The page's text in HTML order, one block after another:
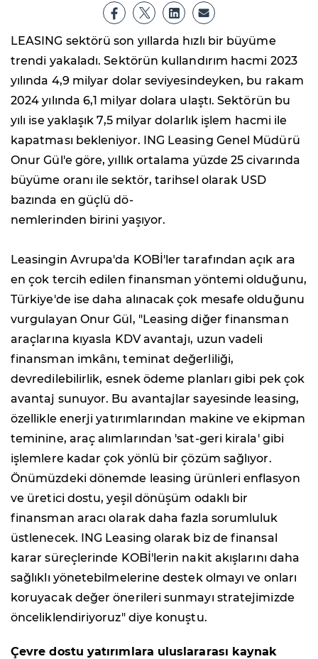
LEASING sektörü son yıllarda hızlı bir büyüme
trendi yakaladı. Sektörün kullandırım hacmi 2023
yılında 4,9 milyar dolar seviyesindeyken, bu rakam
2024 yılında 6,1 milyar dolara ulaştı. Sektörün bu
yılı ise yaklaşık 7,5 milyar dolarlık işlem hacmi ile
kapatması bekleniyor. ING Leasing Genel Müdürü
Onur Gül'e göre, yıllık ortalama yüzde 25 civarında
büyüme oranı ile sektör, tarihsel olarak USD
bazında en güçlü dö-
nemlerinden birini yaşıyor.
Leasingin Avrupa'da KOBİ'ler tarafından açık ara
en çok tercih edilen finansman yöntemi olduğunu,
Türkiye'de ise daha alınacak çok mesafe olduğunu
vurgulayan Onur Gül, "Leasing diğer finansman
araçlarına kıyasla KDV avantajı, uzun vadeli
finansman imkânı, teminat değerliliği,
devredilebilirlik, esnek ödeme planları gibi pek çok
avantaj sunuyor. Bu avantajlar sayesinde leasing,
özellikle enerji yatırımlarından makine ve ekipman
teminine, araç alımlarından 'sat-geri kirala' gibi
işlemlere kadar çok yönlü bir çözüm sağlıyor.
Önümüzdeki dönemde leasing ürünleri enflasyon
ve üretici dostu, yeşil dönüşüm odaklı bir
finansman aracı olarak daha fazla sorumluluk
üstlenecek. ING Leasing olarak biz de finansal
karar süreçlerinde KOBİ'lerin nakit akışlarını daha
sağlıklı yönetebilmelerine destek olmayı ve onları
koruyacak değer önerileri sunmayı stratejimizde
önceliklendiriyoruz" diye konuştu.
Çevre dostu yatırımlara uluslararası kaynak